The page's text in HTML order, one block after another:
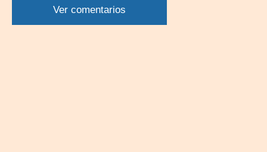
WhatsApp
TwitterFacebookLinkedin
Ver comentarios